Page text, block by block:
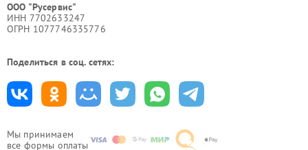
Мы принимаем
все формы оплаты
ООО "Русервис"
ИНН 7702633247
ОГРН 1077746335776
Поделиться в соц. сетях: